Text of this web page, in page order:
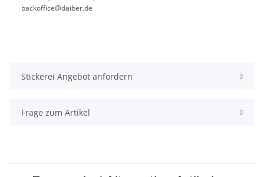
backoffice@daiber.de
Stickerei Angebot anfordern
Frage zum Artikel